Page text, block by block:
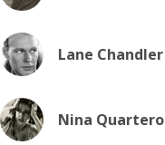
Lane Chandler
Nina Quartero